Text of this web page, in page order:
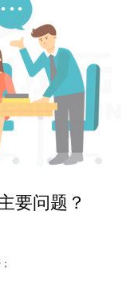
要问题？